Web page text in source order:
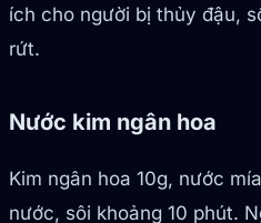
ích cho người bị thủy đậu,
rứt.
Nước kim ngân hoa
Kim ngân hoa 10g, nước
nước, sôi khoảng 10 phút.